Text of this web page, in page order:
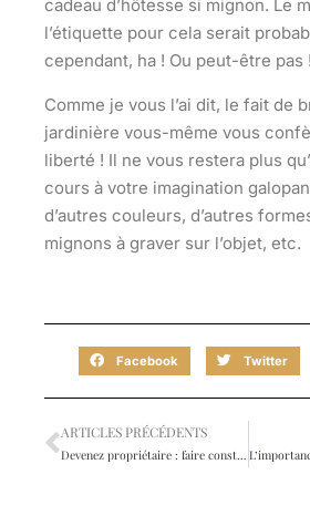
cadeau d’hôtesse si mignon. Le
l’étiquette pour cela serait
cependant, ha ! Ou peut-être pas !
Comme je vous l’ai dit, le fait de
jardinière vous-même vous
liberté ! Il ne vous restera plus
cours à votre imagination
d’autres couleurs, d’autres
mignons à graver sur l’objet, etc.
Facebook Twitter
ARTICLES PRÉCÉDENTS
Devenez propriétaire : faire construire ou acheter ?